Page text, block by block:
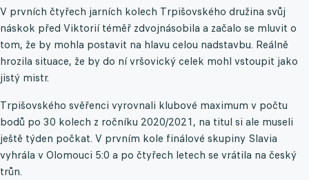
V prvních čtyřech jarních kolech Trpišovského družina svůj
náskok před Viktorií téměř zdvojnásobila a začalo se mluvit o
tom, že by mohla postavit na hlavu celou nadstavbu. Reálně
hrozila situace, že by do ní vršovický celek mohl vstoupit jako
jistý mistr.
Trpišovského svěřenci vyrovnali klubové maximum v počtu
bodů po 30 kolech z ročníku 2020/2021, na titul si ale museli
ještě týden počkat. V prvním kole finálové skupiny Slavia
vyhrála v Olomouci 5:0 a po čtyřech letech se vrátila na český
trůn.